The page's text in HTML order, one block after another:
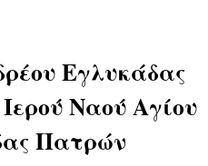
Εγλυκάδας
Ναού Αγίου
Πατρών